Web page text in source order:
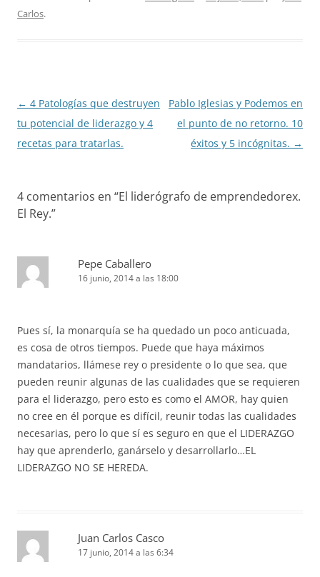
Carlos.
Navegación
de
entradas
← 4 Patologías que destruyen
tu potencial de liderazgo y 4
recetas para tratarlas.
Pablo Iglesias y Podemos en
el punto de no retorno. 10
éxitos y 5 incógnitas. →
4 comentarios en “El liderógrafo de emprendedorex.
El Rey.”
Pepe Caballero
16 junio, 2014 a las 18:00
Pues sí, la monarquía se ha quedado un poco anticuada,
es cosa de otros tiempos. Puede que haya máximos
mandatarios, llámese rey o presidente o lo que sea, que
pueden reunir algunas de las cualidades que se requieren
para el liderazgo, pero esto es como el AMOR, hay quien
no cree en él porque es difícil, reunir todas las cualidades
necesarias, pero lo que sí es seguro en que el LIDERAZGO
hay que aprenderlo, ganárselo y desarrollarlo…EL
LIDERAZGO NO SE HEREDA.
Juan Carlos Casco
17 junio, 2014 a las 6:34